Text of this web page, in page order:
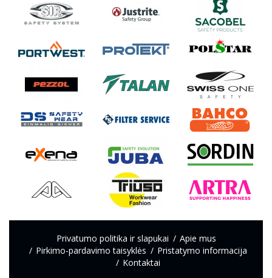
Privatumo politika ir slapukai
Apie mus
Pirkimo-pardavimo taisyklės
Pristatymo informacija
Kontaktai